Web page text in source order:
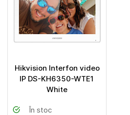
Hikvision Interfon video
IP DS-KH6350-WTE1
White
În stoc